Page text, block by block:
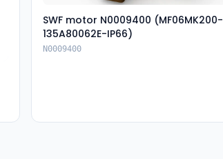
SWF motor N0009400 (MF06MK200-
135A80062E-IP66)
N0009400